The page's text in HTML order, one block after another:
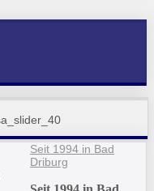
Seit 1994 in Bad
Driburg